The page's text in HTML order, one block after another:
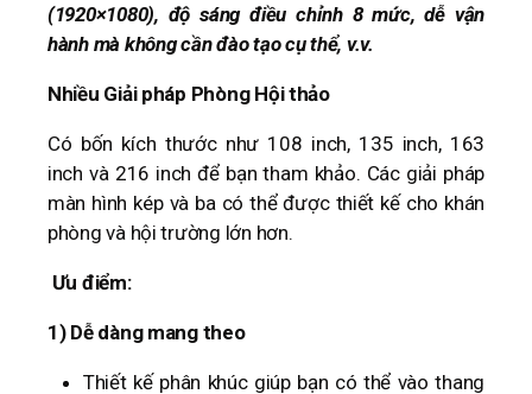
(1920×1080), độ sáng điều chỉnh 8 mức, dễ vận
hành mà không cần đào tạo cụ thể, v.v.
Nhiều Giải pháp Phòng Hội thảo
Có bốn kích thước như 108 inch, 135 inch, 163
inch và 216 inch để bạn tham khảo. Các giải pháp
màn hình kép và ba có thể được thiết kế cho khán
phòng và hội trường lớn hơn.
Ưu điểm:
1) Dễ dàng mang theo
Thiết kế phân khúc giúp bạn có thể vào thang